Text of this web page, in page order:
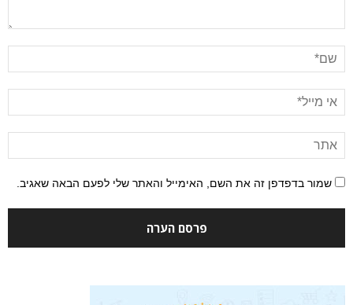
שמור בדפדפן זה את השם, האימייל והאתר שלי לפעם הבאה שאגיב.